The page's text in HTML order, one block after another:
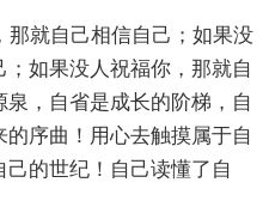
那就自己相信自己；如果没
如果没人祝福你，那就自
，自省是成长的阶梯，自
序曲！用心去触摸属于自
的世纪！自己读懂了自